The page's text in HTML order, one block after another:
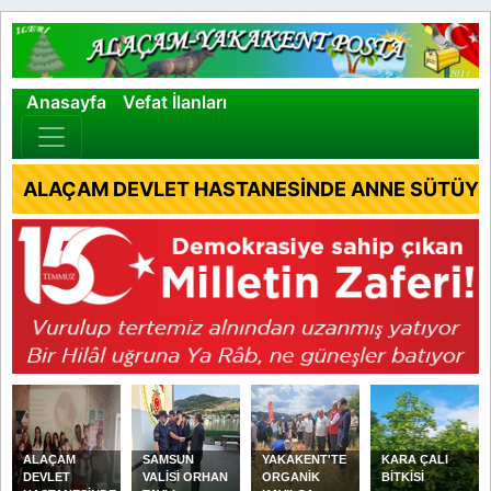
Anasayfa Vefat İlanları
ALAÇAM DEVLET HASTANESİNDE ANNE
ALAÇAM
DEVLET
SAMSUN
VALİSİ ORHAN
YAKAKENT'TE
ORGANİK
KARA ÇALI
BİTKİSİ
×